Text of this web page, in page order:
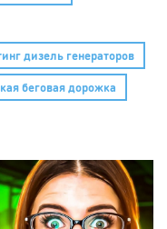
дизель генераторов
беговая дорожка